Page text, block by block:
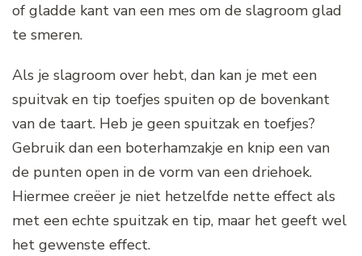
of gladde kant van een mes om de slagroom glad
te smeren.
Als je slagroom over hebt, dan kan je met een
spuitvak en tip toefjes spuiten op de bovenkant
van de taart. Heb je geen spuitzak en toefjes?
Gebruik dan een boterhamzakje en knip een van
de punten open in de vorm van een driehoek.
Hiermee creëer je niet hetzelfde nette effect als
met een echte spuitzak en tip, maar het geeft wel
het gewenste effect.